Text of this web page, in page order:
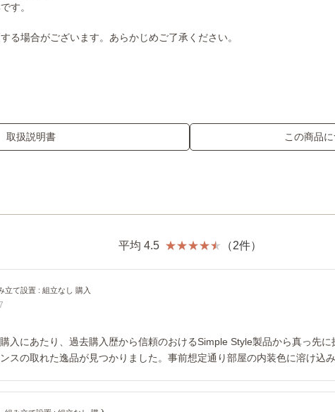
す。
る場合がございます。あらかじめご了承ください。
取扱説明書 この商品
平均 4.5 （2件）
立て設置 : 組立なし 購入
入にあたり、過去購入歴から信頼のおけるSimple Style製品から真っ先
スの取れた逸品が見つかりました。事前想定通り部屋の内装色に溶け込み